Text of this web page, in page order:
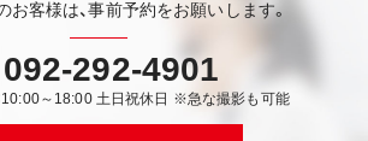
客様は、事前予約をお願いします。
092-292-4901
10:00～18:00 土日祝休日 ※急な撮影も可能